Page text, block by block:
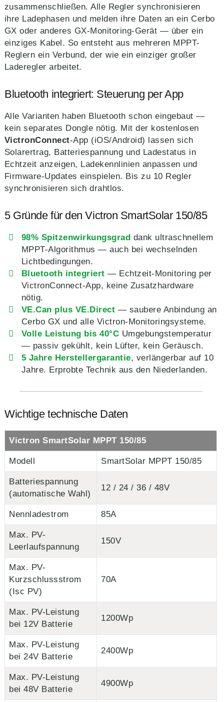
zusammenschließen. Alle Regler synchronisieren
ihre Ladephasen und melden ihre Daten an ein Cerbo
GX oder anderes GX-Monitoring-Gerät — über ein
einziges Kabel. So entsteht aus mehreren MPPT-
Reglern ein Verbund, der wie ein einziger großer
Laderegler arbeitet.
Bluetooth integriert: Steuerung per App
Alle Varianten haben Bluetooth schon eingebaut —
kein separates Dongle nötig. Mit der kostenlosen
VictronConnect-App (iOS/Android) lassen sich
Solarertrag, Batteriespannung und Ladestatus in
Echtzeit anzeigen, Ladekennlinien anpassen und
Firmware-Updates einspielen. Bis zu 10 Regler
synchronisieren sich drahtlos.
5 Gründe für den Victron SmartSolar 150/85
98% Spitzenwirkungsgrad dank ultraschnellem
MPPT-Algorithmus — auch bei wechselnden
Lichtbedingungen.
Bluetooth integriert — Echtzeit-Monitoring per
VictronConnect-App, keine Zusatzhardware
nötig.
VE.Can plus VE.Direct — saubere Anbindung an
Cerbo GX und alle Victron-Monitoringsysteme.
Volle Leistung bis 40°C Umgebungstemperatur
— passiv gekühlt, kein Lüfter, kein Geräusch.
5 Jahre Herstellergarantie, verlängerbar auf 10
Jahre. Erprobte Technik aus den Niederlanden.
Wichtige technische Daten
Victron SmartSolar MPPT 150/85
Modell SmartSolar MPPT 150/85
Batteriespannung
(automatische Wahl)
12 / 24 / 36 / 48V
Nennladestrom 85A
Max. PV-
Leerlaufspannung
150V
Max. PV-
Kurzschlussstrom
(Isc PV)
70A
Max. PV-Leistung
bei 12V Batterie
1200Wp
Max. PV-Leistung
bei 24V Batterie
2400Wp
Max. PV-Leistung
bei 48V Batterie
4900Wp